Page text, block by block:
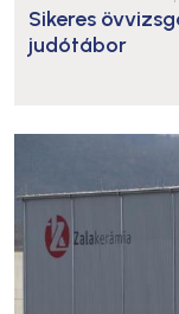
Sikeres
judótábor